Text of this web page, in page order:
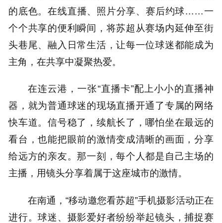
的底色。在线直播、照片分享、赛后约球……一
个个共享的便利瞬间，将苏超从赛场内延伸至街
头巷尾、融入日常生活，让每一位球迷都能成为
主角，在共享中凝聚热爱。
在连云港，一张“直播卡”配上小小的直播神
器，就为普通球迷的现场直播开通了专属的网络
快车道。信号稳了，续航长了，哪怕坐在最远的
看台，也能把眼前的激情变成清晰的画面，分享
给远方的亲友。那一刻，每个人都是自己主场的
主播，用镜头分享着属于这座城市的激情。
在南通，“移动邀您看苏超”手机摄影活动正在
进行。球迷、摄影爱好者纷纷举起镜头，捕捉赛